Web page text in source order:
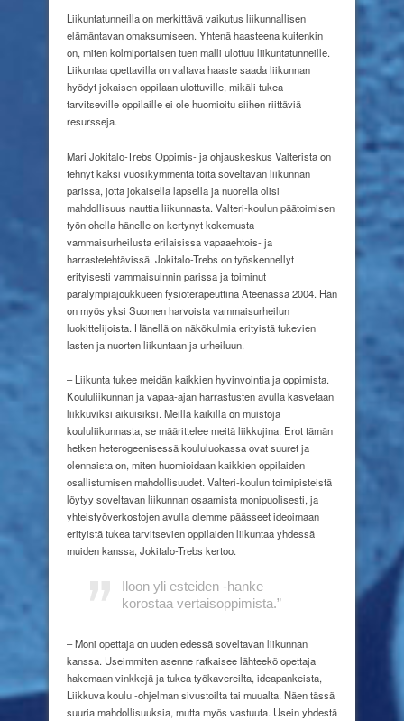
Liikuntatunneilla on merkittävä vaikutus liikunnallisen
elämäntavan omaksumiseen. Yhtenä haasteena kuitenkin
on, miten kolmiportaisen tuen malli ulottuu liikuntatunneille.
Liikuntaa opettavilla on valtava haaste saada liikunnan
hyödyt jokaisen oppilaan ulottuville, mikäli tukea
tarvitseville oppilaille ei ole huomioitu siihen riittäviä
resursseja.
Mari Jokitalo-Trebs Oppimis- ja ohjauskeskus Valterista on
tehnyt kaksi vuosikymmentä töitä soveltavan liikunnan
parissa, jotta jokaisella lapsella ja nuorella olisi
mahdollisuus nauttia liikunnasta. Valteri-koulun päätoimisen
työn ohella hänelle on kertynyt kokemusta
vammaisurheilusta erilaisissa vapaaehtois- ja
harrastetehtävissä. Jokitalo-Trebs on työskennellyt
erityisesti vammaisuinnin parissa ja toiminut
paralympiajoukkueen fysioterapeuttina Ateenassa 2004. Hän
on myös yksi Suomen harvoista vammaisurheilun
luokittelijoista. Hänellä on näkökulmia erityistä tukevien
lasten ja nuorten liikuntaan ja urheiluun.
– Liikunta tukee meidän kaikkien hyvinvointia ja oppimista.
Koululiikunnan ja vapaa-ajan harrastusten avulla kasvetaan
liikkuviksi aikuisiksi. Meillä kaikilla on muistoja
koululiikunnasta, se määrittelee meitä liikkujina. Erot tämän
hetken heterogeenisessä koululuokassa ovat suuret ja
olennaista on, miten huomioidaan kaikkien oppilaiden
osallistumisen mahdollisuudet. Valteri-koulun toimipisteistä
löytyy soveltavan liikunnan osaamista monipuolisesti, ja
yhteistyöverkostojen avulla olemme päässeet ideoimaan
erityistä tukea tarvitsevien oppilaiden liikuntaa yhdessä
muiden kanssa, Jokitalo-Trebs kertoo.
Iloon yli esteiden -hanke
korostaa vertaisoppimista.”
– Moni opettaja on uuden edessä soveltavan liikunnan
kanssa. Useimmiten asenne ratkaisee lähteekö opettaja
hakemaan vinkkejä ja tukea työkavereilta, ideapankeista,
Liikkuva koulu -ohjelman sivustoilta tai muualta. Näen tässä
suuria mahdollisuuksia, mutta myös vastuuta. Usein yhdestä